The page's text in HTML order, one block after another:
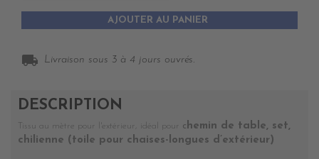
AJOUTER AU PANIER
local_shipping Livraison sous 3 à 4 jours ouvrés.
DESCRIPTION
Tissu au mètre pour l'extérieur, idéal pour chemin de table, set,
chilienne (toile pour chaises-longues d’extérieur)